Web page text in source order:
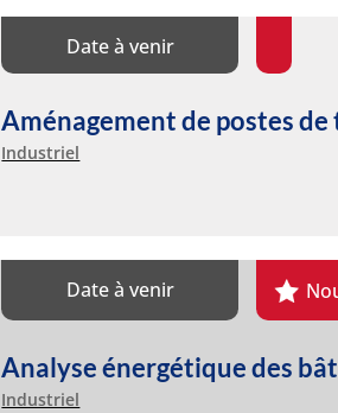
Date à venir
Aménagement de postes
Industriel
Date à venir
Analyse énergétique des
Industriel